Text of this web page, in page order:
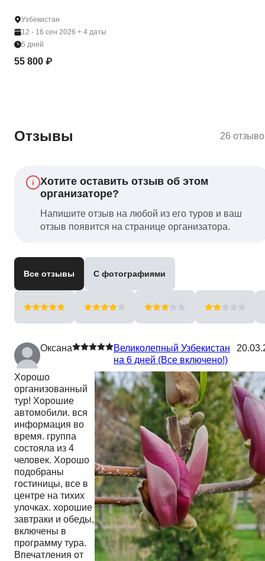
Узбекистан
12 - 16 сен 2026 + 4 даты
5 дней
55 800 ₽
Отзывы 26
Хотите оставить отзыв об этом
организаторе?
Напишите отзыв на любой из его туров и ваш
отзыв появится на странице организатора.
Все отзывы С фотографиями
Оксана
Великолепный Узбекистан
на 6 дней (Все включено!)
Хорошо
организованный
тур! Хорошие
автомобили. вся
информация во
время. группа
состояла из 4
человек. Хорошо
подобраны
гостиницы, все в
центре на тихих
улочках. хорошие
завтраки и обеды,
включены в
программу тура.
Впечатления от